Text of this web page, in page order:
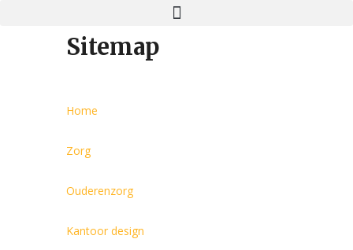
Sitemap
Home
Zorg
Ouderenzorg
Kantoor design